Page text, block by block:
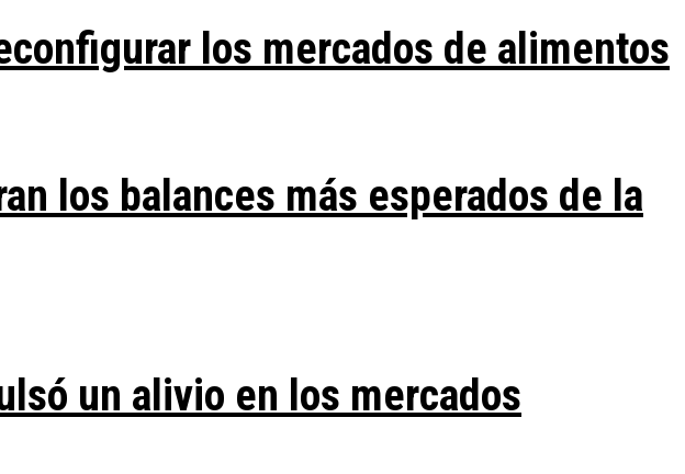
los mercados de alimentos
los balances más esperados de la
un alivio en los mercados